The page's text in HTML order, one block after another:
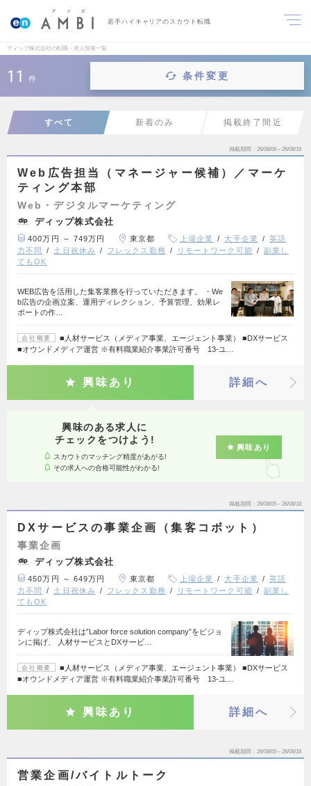
若手ハイキャリアのスカウト転職
ディップ株式会社の転職・求人情報一覧
11 件 条件変更
すべて 新着のみ 掲載終了間近
掲載期間 26/08/06～26/08/19
Web広告担当（マネージャー候補）／マーケ
ティング本部
Web・デジタルマーケティング
ディップ株式会社
400万円 ～ 749万円 東京都 上場企業 大手企業
英語
力不問
土日祝休み フレックス勤務 リモートワーク可能
副業し
てもOK
WEB広告を活用した集客業務を行っていただきます。 ・We
b広告の企画立案、運用ディレクション、予算管理、効果レ
ポートの作…
会社概要
■人材サービス（メディア事業、エージェント事業） ■DXサービス
■オウンドメディア運営 ※有料職業紹介事業許可番号 13-ユ…
興味あり 詳細へ
興味のある求人に
チェックをつけよう!
スカウトのマッチング精度があがる!
その求人への合格可能性がわかる!
興味あり
掲載期間 26/08/05～26/08/18
DXサービスの事業企画（集客コボット）
事業企画
ディップ株式会社
450万円 ～ 649万円 東京都 上場企業 大手企業
英語
力不問
土日祝休み フレックス勤務 リモートワーク可能
副業し
てもOK
ディップ株式会社は”Labor force solution company”をビジョ
ンに掲げ、 人材サービスとDXサービ…
会社概要
■人材サービス（メディア事業、エージェント事業） ■DXサービス
■オウンドメディア運営 ※有料職業紹介事業許可番号 13-ユ…
興味あり 詳細へ
掲載期間 26/08/05～26/08/18
営業企画/バイトルトーク